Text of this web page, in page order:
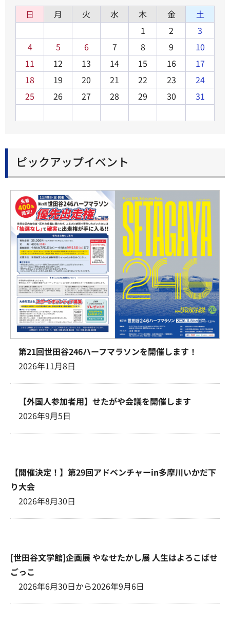
日 月 火 水 木 金
土
1
2
3
4
5 6 7 8 9
10
11
12 13 14 15 16
17
18
19 20 21 22 23
24
25
26 27 28 29 30 31
ピックアップイベント
第21回世田谷246ハーフマラソンを開催します！
2026年11月8日
【外国人参加者用】せたがや会議を開催します
2026年9月5日
【開催決定！】第29回アドベンチャーin多摩川いかだ下
り大会
2026年8月30日
[世田谷文学館]企画展 やなせたかし展 人生はよろこばせ
ごっこ
2026年6月30日から2026年9月6日